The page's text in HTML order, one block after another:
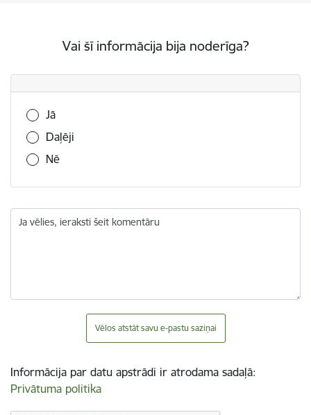
Vai šī informācija bija noderīga?
Vai šī informācija bija noderīga?
Jā
Daļēji
Nē
Ja vēlies, ieraksti šeit komentāru
Vēlos atstāt savu e-pastu saziņai
Informācija par datu apstrādi ir atrodama sadaļā:
Privātuma politika